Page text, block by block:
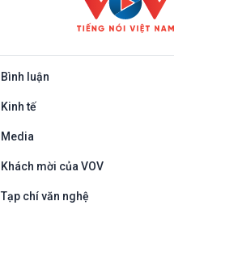
Bình luận
Kinh tế
Media
Khách mời của VOV
Tạp chí văn nghệ